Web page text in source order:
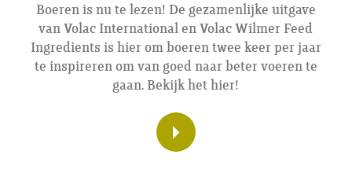
Boeren is nu te lezen! De gezamenlijke uitgave
van Volac International en Volac Wilmer Feed
Ingredients is hier om boeren twee keer per jaar
te inspireren om van goed naar beter voeren te
gaan. Bekijk het hier!